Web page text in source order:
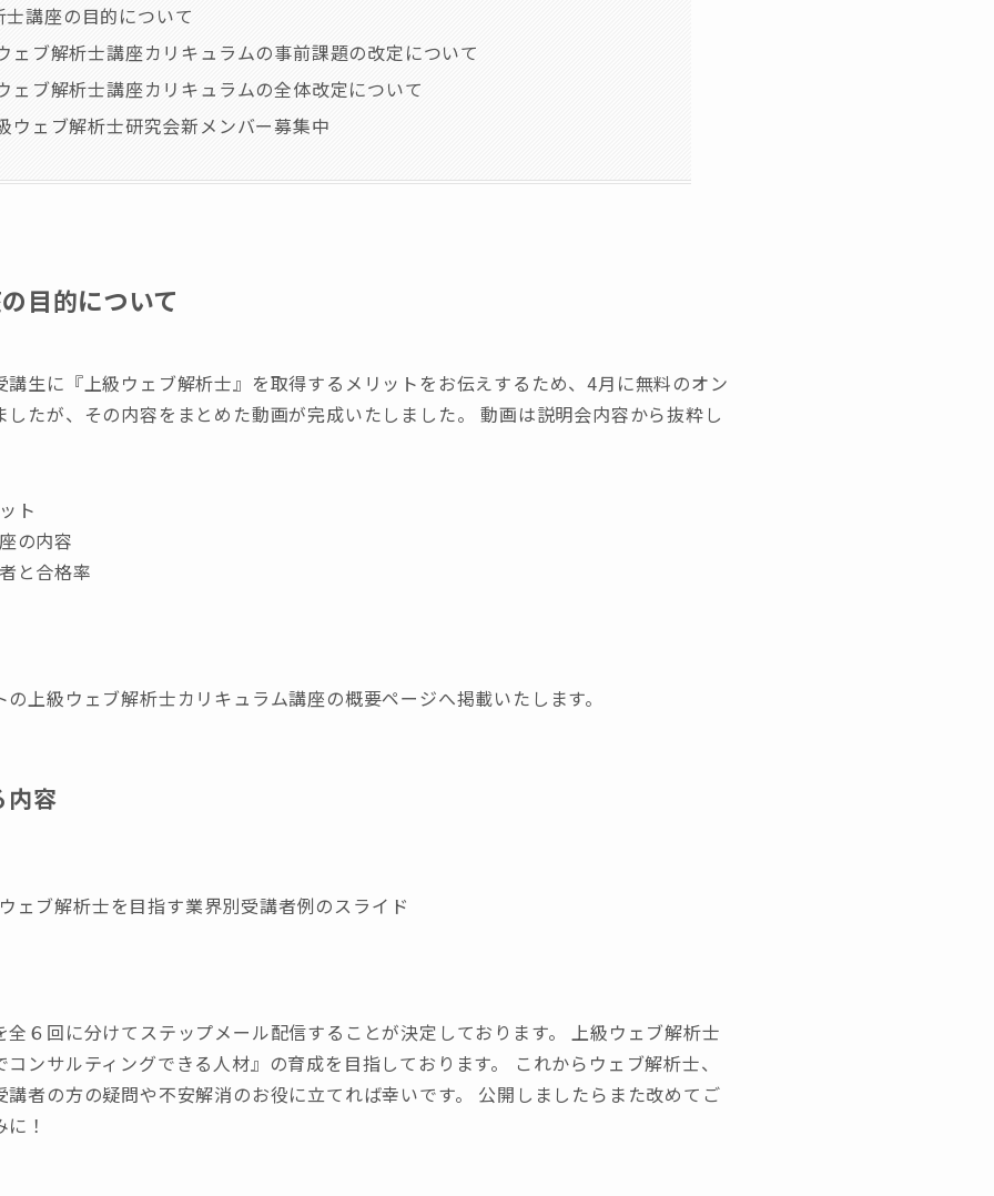
講座の目的について
ェブ解析士講座カリキュラムの事前課題の改定について
ェブ解析士講座カリキュラムの全体改定について
ウェブ解析士研究会新メンバー募集中
目的について
生に『上級ウェブ解析士』を取得するメリットをお伝えするため、4月に無料のオン
たが、その内容をまとめた動画が完成いたしました。 動画は説明会内容から抜粋し
ト
の内容
と合格率
上級ウェブ解析士カリキュラム講座の概要ページへ掲載いたします。
内容
ェブ解析士を目指す業界別受講者例のスライド
６回に分けてステップメール配信することが決定しております。 上級ウェブ解析士
ンサルティングできる人材』の育成を目指しております。 これからウェブ解析士、
者の方の疑問や不安解消のお役に立てれば幸いです。 公開しましたらまた改めてご
！